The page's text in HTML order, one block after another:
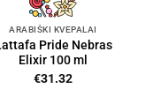
ARABIŠKI KVEPALAI
Pride Nebras
Elixir 100 ml
€31.32